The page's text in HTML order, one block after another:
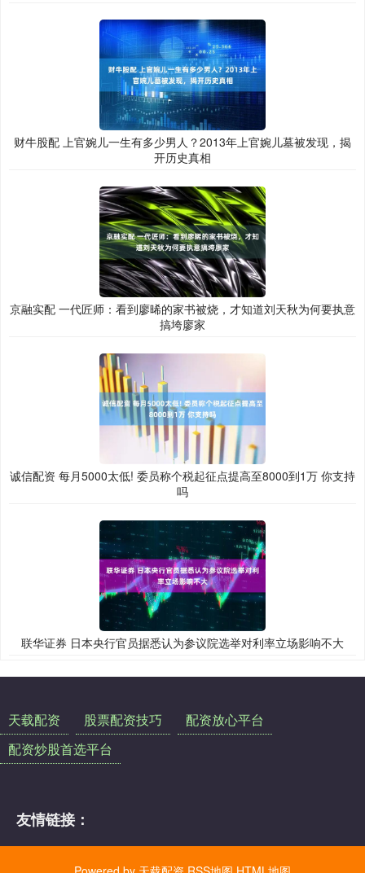
财牛股配 上官婉儿一生有多少男人？2013年上官婉儿墓被发现，揭
开历史真相
京融实配 一代匠师：看到廖晞的家书被烧，才知道刘天秋为何要执意
搞垮廖家
诚信配资 每月5000太低! 委员称个税起征点提高至8000到1万 你支持
吗
联华证券 日本央行官员据悉认为参议院选举对利率立场影响不大
天载配资 股票配资技巧
配资放心平台
配资炒股首选平台
友情链接：